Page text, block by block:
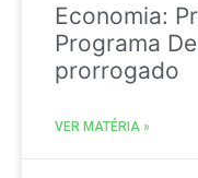
Economia:
Programa
prorrogado
VER MATÉRIA »